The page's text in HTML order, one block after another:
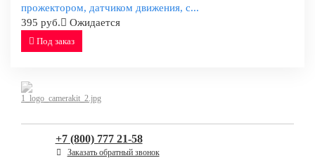
прожектором, датчиком движения, с...
395 руб.
Ожидается
Под заказ
+7 (800) 777 21-58
Заказать обратный звонок